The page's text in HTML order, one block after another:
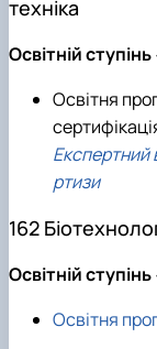
техніка
Освітній
Освітня
Експертний
ртизи
162
Освітній
Освітня